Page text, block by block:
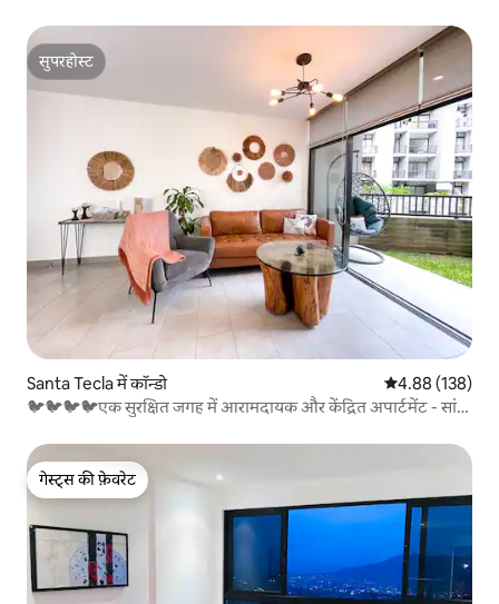
सुपरहोस्ट
सुपरहोस्ट
Santa Tecla में कॉन्डो औसत रेटिंग 5 में से
4.88 (138)
🐦🐦🐦🐦एक सुरक्षित जगह में आरामदायक और केंद्रित अपार्टमेंट - सांता
गेस्ट्स की फ़ेवरेट
गेस्ट्स की फ़ेवरेट